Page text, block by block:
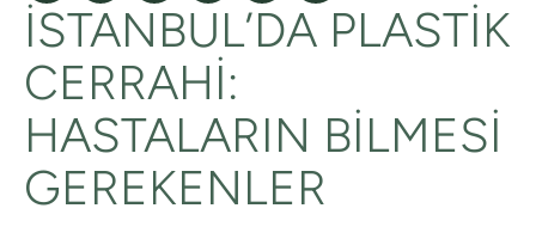
İSTANBUL’DA PLASTIK
CERRAHI:
HASTALARIN BILMESI
GEREKENLER